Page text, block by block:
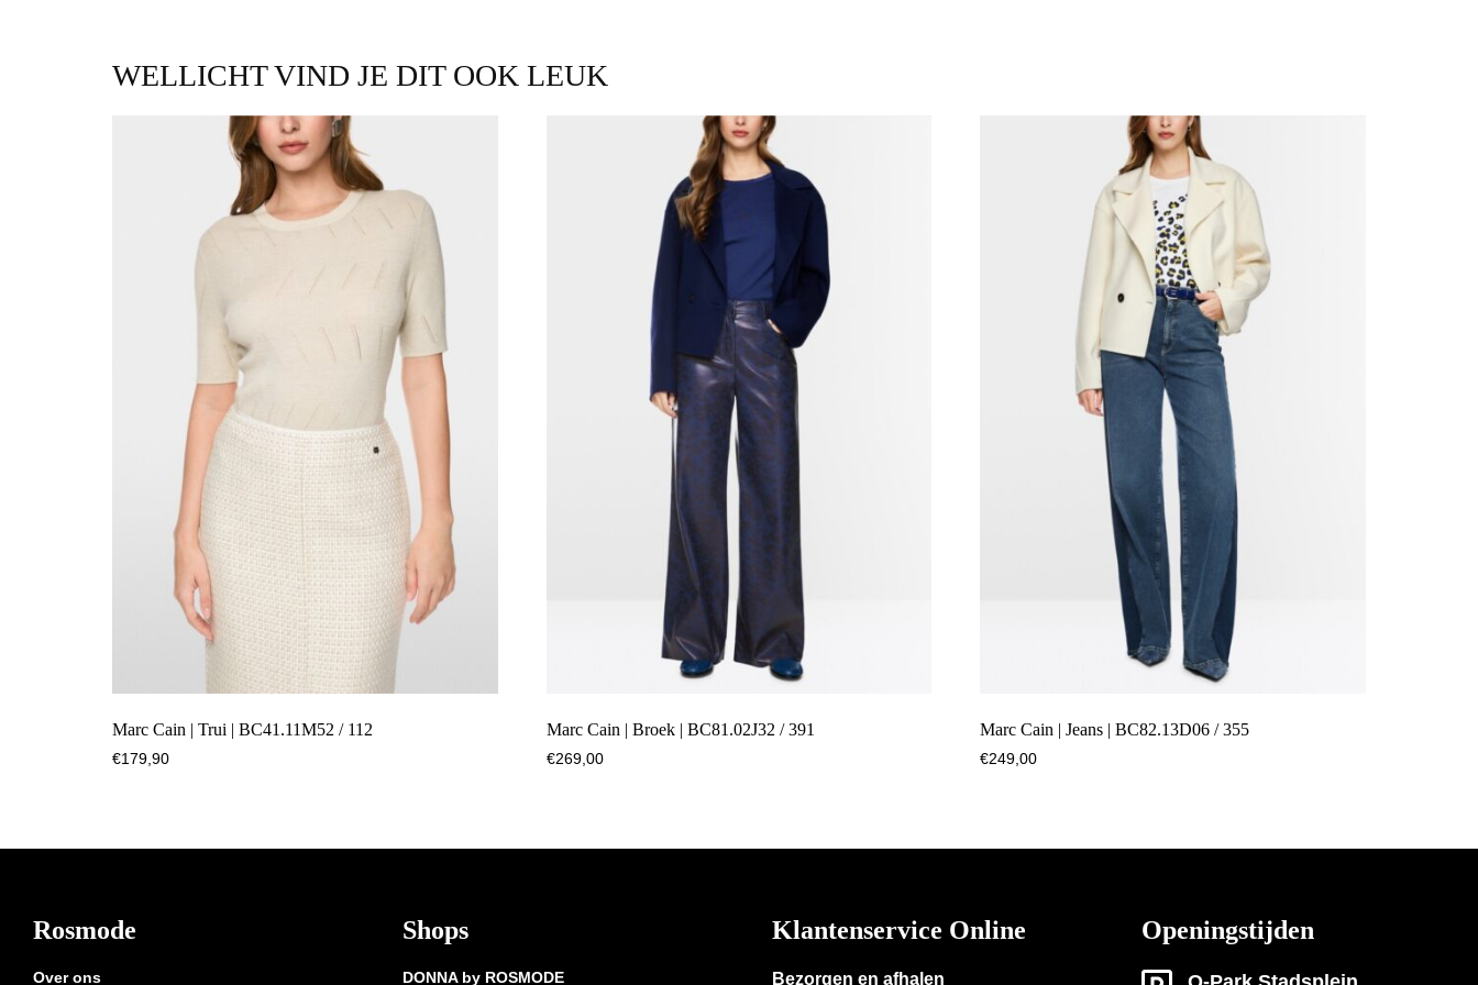
WELLICHT VIND JE DIT OOK LEUK
Marc Cain | Trui | BC41.11M52 / 112
€179,90
Marc Cain | Broek | BC81.02J32 / 391
€269,00
Marc Cain | Jeans | BC82.13D06 / 355
€249,00
Footer
Rosmode
Over ons
Shops
DONNA by ROSMODE
Klantenservice Online
Bezorgen en afhalen
Openingstijden